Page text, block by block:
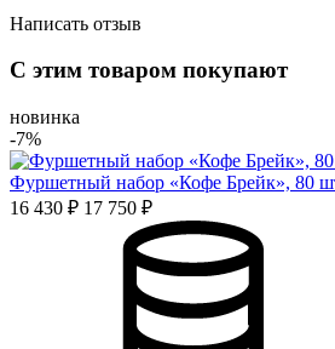
Написать отзыв
Отзыв*
согласие на обработку
соглашаюсь с политикой обработки
согласие на публикацию
рекламных и презентационных
Оставить отзыв
С этим товаром покупают
новинка
-7%
Фуршетный набор «Кофе Брейк», 80
16 430 ₽ 17 750 ₽